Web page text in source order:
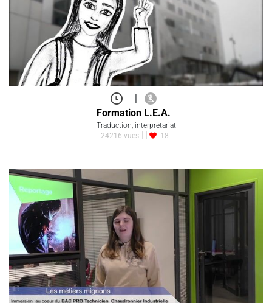
|
Formation L.E.A.
Traduction, interprétariat
24216 vues
18